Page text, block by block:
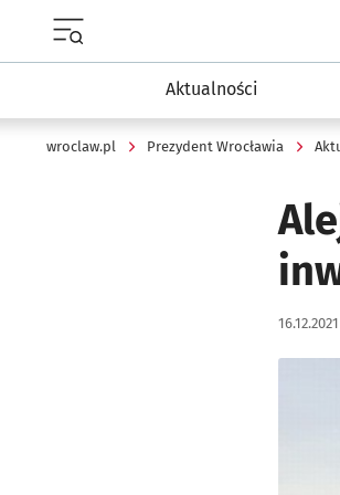
Aktualności
wroclaw.pl Prezydent Wrocławia
Data